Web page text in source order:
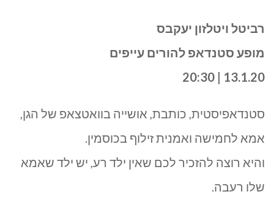
רביטל ויטלזון יעקבס
מופע סטנדאפ להורים עייפים
13.1.20 | 20:30
סטנדאפיסטית, כותבת, אושייה בוואטצאפ של הגן,
אמא לחמישה ואמנית זילוף בכוסמין.
והיא רוצה להזכיר לכם שאין ילד רע, יש ילד שאמא
שלו רעבה.